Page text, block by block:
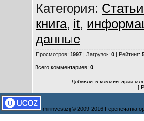
Категория: Статьи
книга, it,
данные
Просмотров: 1997 | Загрузок: 0 | Рейтинг:
Всего комментариев: 0
Добавлять комментарии
[
mirinvestizij © 2009-2016 Перепечатка